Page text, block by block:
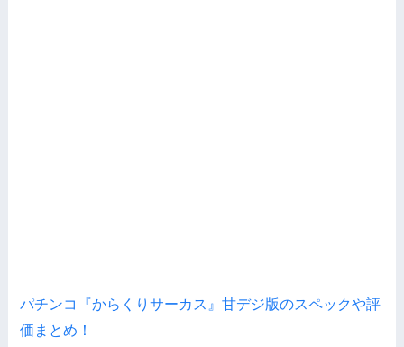
パチンコ『からくりサーカス』甘デジ版のスペックや評
価まとめ！